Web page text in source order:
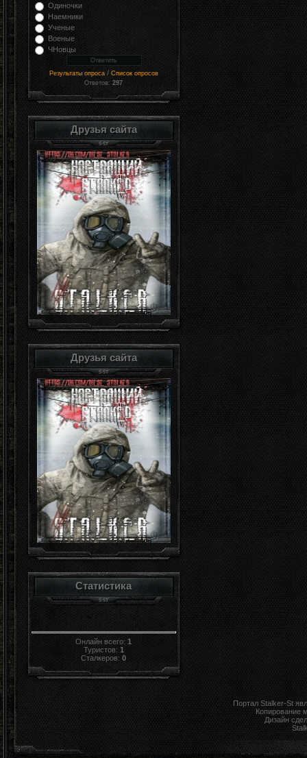
Одиночки
Наемники
Ученые
Военые
ЧНовцы
Результаты опроса / Список опросов
Ответов:297
Друзья сайта
Друзья сайта
Статистика
Онлайн всего:1
Туристов: 1
Сталкеров:0
Портал Stalker-St
Копирование
Дизайн